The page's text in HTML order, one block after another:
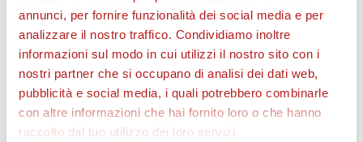
annunci, per fornire funzionalità dei social media e per
analizzare il nostro traffico. Condividiamo inoltre
informazioni sul modo in cui utilizzi il nostro sito con i
nostri partner che si occupano di analisi dei dati web,
pubblicità e social media, i quali potrebbero combinarle
con altre informazioni che hai fornito loro o che hanno
raccolto dal tuo utilizzo dei loro servizi.